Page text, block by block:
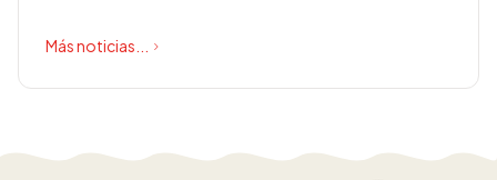
Más noticias...